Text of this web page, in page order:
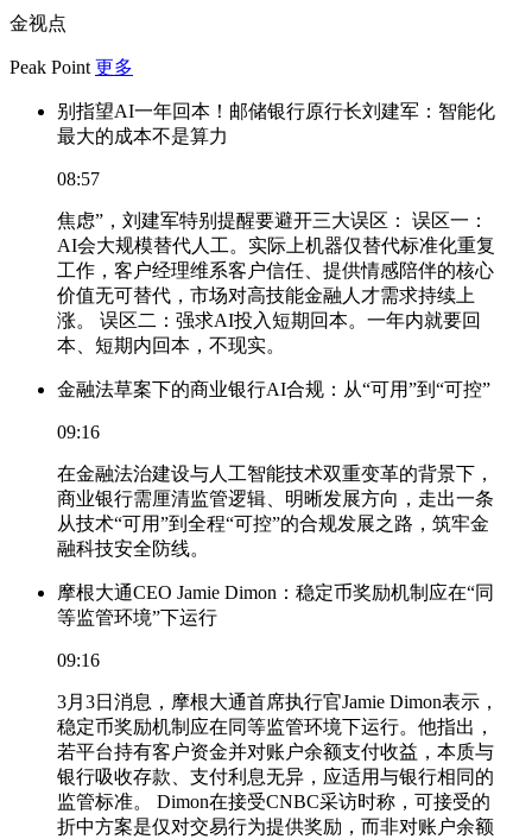
金视点
Peak Point 更多
别指望AI一年回本！邮储银行原行长刘建军：智能化
最大的成本不是算力
08:57
焦虑”，刘建军特别提醒要避开三大误区： 误区一：
AI会大规模替代人工。实际上机器仅替代标准化重复
工作，客户经理维系客户信任、提供情感陪伴的核心
价值无可替代，市场对高技能金融人才需求持续上
涨。 误区二：强求AI投入短期回本。一年内就要回
本、短期内回本，不现实。
金融法草案下的商业银行AI合规：从“可用”到“可控”
09:16
在金融法治建设与人工智能技术双重变革的背景下，
商业银行需厘清监管逻辑、明晰发展方向，走出一条
从技术“可用”到全程“可控”的合规发展之路，筑牢金
融科技安全防线。
摩根大通CEO Jamie Dimon：稳定币奖励机制应在“同
等监管环境”下运行
09:16
3月3日消息，摩根大通首席执行官Jamie Dimon表示，
稳定币奖励机制应在同等监管环境下运行。他指出，
若平台持有客户资金并对账户余额支付收益，本质与
银行吸收存款、支付利息无异，应适用与银行相同的
监管标准。 Dimon在接受CNBC采访时称，可接受的
折中方案是仅对交易行为提供奖励，而非对账户余额